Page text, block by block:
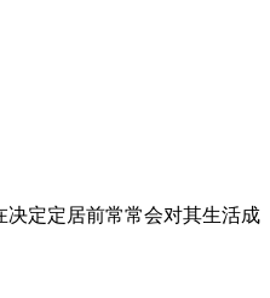
定定居前常常会对其生活成